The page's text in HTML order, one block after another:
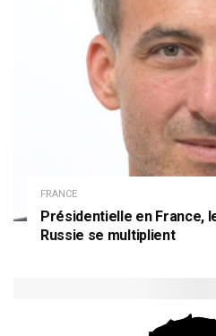
FRANCE
Présidentielle en France,
Russie se multiplient